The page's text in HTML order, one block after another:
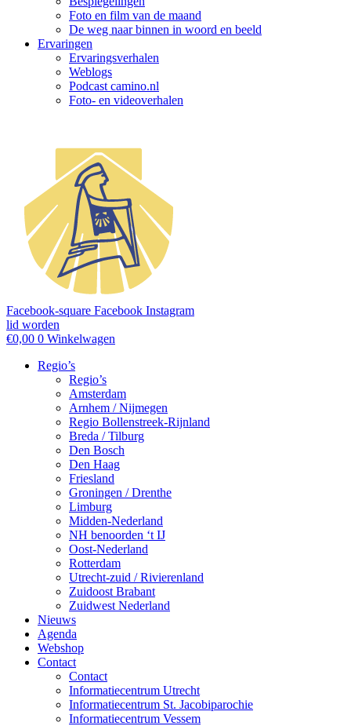
Foto en film van de maand
De weg naar binnen in woord en beeld
Ervaringen
Ervaringsverhalen
Weblogs
Podcast camino.nl
Foto- en videoverhalen
Facebook-square Facebook Instagram
lid worden
€0,00 0 Winkelwagen
Regio’s
Regio’s
Amsterdam
Arnhem / Nijmegen
Regio Bollenstreek-Rijnland
Breda / Tilburg
Den Bosch
Den Haag
Friesland
Groningen / Drenthe
Limburg
Midden-Nederland
NH benoorden ‘t IJ
Oost-Nederland
Rotterdam
Utrecht-zuid / Rivierenland
Zuidoost Brabant
Zuidwest Nederland
Nieuws
Agenda
Webshop
Contact
Contact
Informatiecentrum Utrecht
Informatiecentrum St. Jacobiparochie
Informatiecentrum Vessem